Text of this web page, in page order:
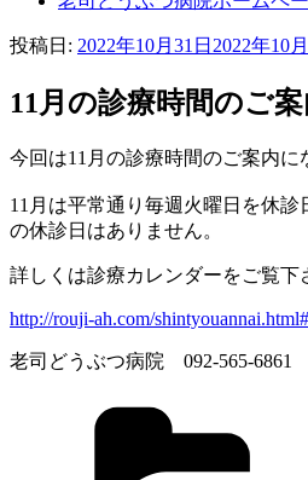
投稿日: 2022年10月31日 2022年10
11月の診療時間のご
今回は11月の診療時間のご案内に
11月は平常通り毎週火曜日を休
の休診日はありません。
詳しくは診療カレンダーをご覧下
http://rouji-ah.com/
老司どうぶつ病院 092-565-6861